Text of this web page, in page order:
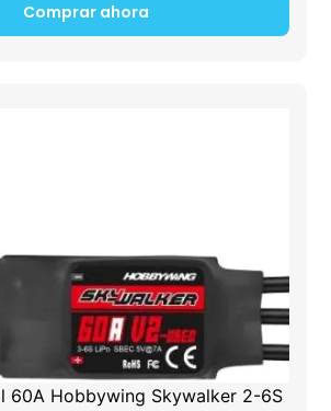
Comprar ahora
60A Hobbywing Skywalker 2-6S